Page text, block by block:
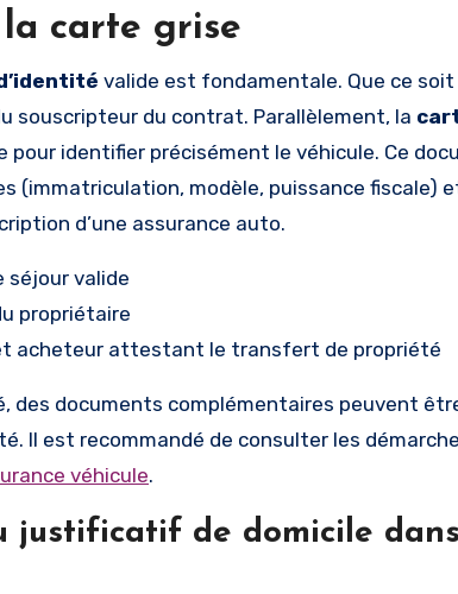
carte grise
valide est fondamentale. Que ce
souscripteur du contrat. Parallèlement, la
identifier précisément le véhicule. Ce
modèle, puissance fiscale)
d’une assurance auto.
séjour valide
propriétaire
acheteur attestant le transfert de propriété
des documents complémentaires peuvent
Il est recommandé de consulter les
véhicule.
justificatif de domicile